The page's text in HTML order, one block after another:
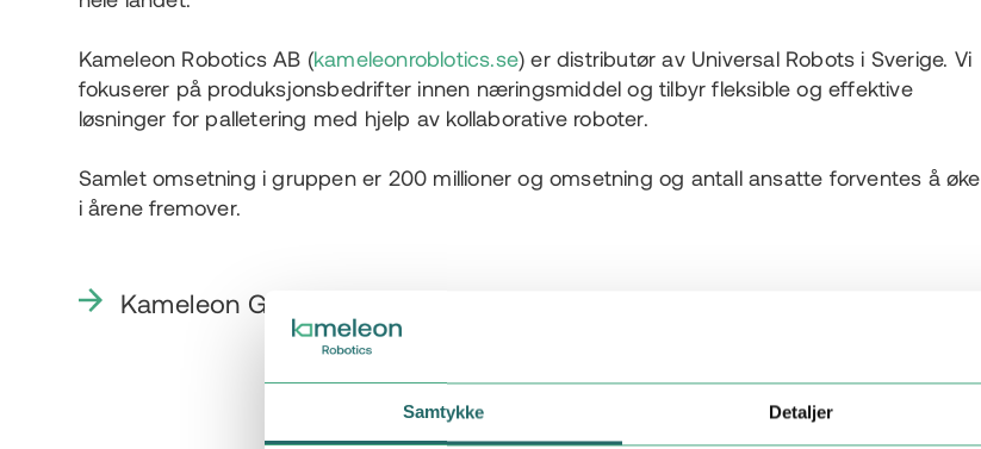
Samtykke Detaljer
Kameleon Robotics AB (kameleonroblotics.se) er distributør av Universal Robots i Sverige. Vi
fokuserer på produksjonsbedrifter innen næringsmiddel og tilbyr fleksible og effektive
løsninger for palletering med hjelp av kollaborative roboter.
Samlet omsetning i gruppen er 200 millioner og omsetning og antall ansatte forventes å øke
i årene fremover.
Kameleon Gruppen